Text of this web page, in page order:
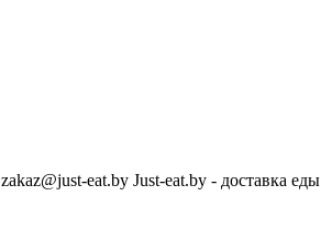
zakaz@just-eat.by Just-eat.by - доставка еды